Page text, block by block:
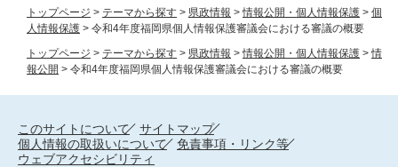
トップページ > テーマから探す > 県政情報 >情報公開・個人情報保護 > 個
人情報保護 > 令和4年度福岡県個人情報保護審議会における審議の概要
トップページ > テーマから探す > 県政情報 >情報公開・個人情報保護 >情
報公開 > 令和4年度福岡県個人情報保護審議会における審議の概要
このサイトについて
サイトマップ
個人情報の取扱いについて
免責事項・リンク等
ウェブアクセシビリティ